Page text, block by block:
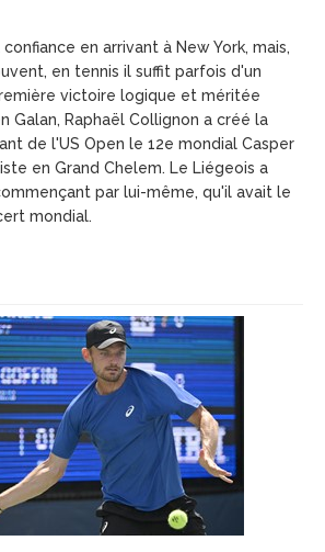
en arrivant à New York, mais,
en tennis il suffit parfois d'un
victoire logique et méritée
Galan, Raphaël Collignon a créé la
de l'US Open le 12e mondial Casper
en Grand Chelem. Le Liégeois a
par lui-même, qu'il avait le
mondial.